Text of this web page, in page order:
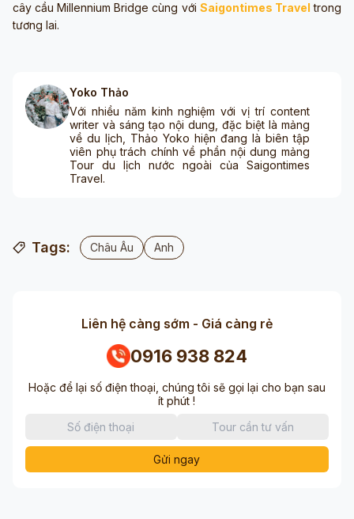
cây cầu Millennium Bridge cùng với Saigontimes Travel trong
tương lai.
Yoko Thảo
Với nhiều năm kinh nghiệm với vị trí content
writer và sáng tạo nội dung, đặc biệt là mảng
về du lịch, Thảo Yoko hiện đang là biên tập
viên phụ trách chính về phần nội dung mảng
Tour du lịch nước ngoài của Saigontimes
Travel.
Tags: Châu Âu Anh
Liên hệ càng sớm - Giá càng rẻ
0916 938 824
Hoặc để lại số điện thoại, chúng tôi sẽ gọi lại cho bạn sau
ít phút !
Gửi ngay